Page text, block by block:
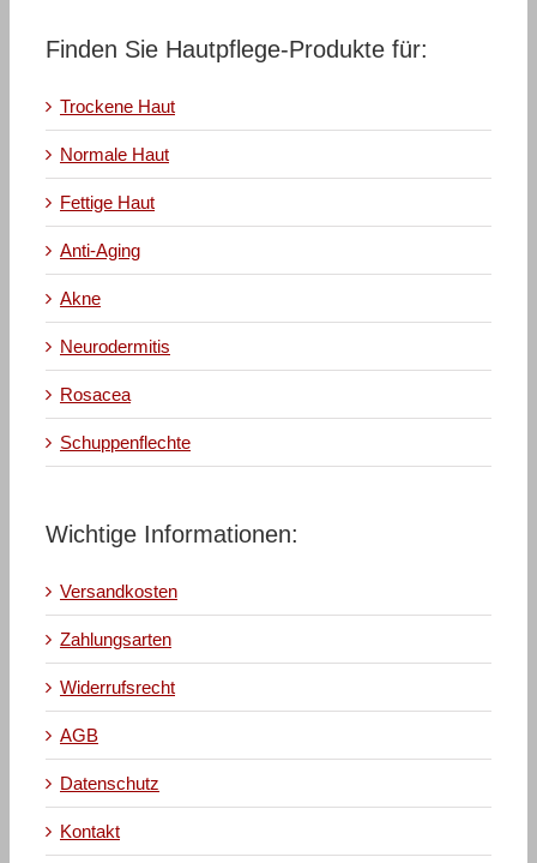
Finden Sie Hautpflege-Produkte für:
Trockene Haut
Normale Haut
Fettige Haut
Anti-Aging
Akne
Neurodermitis
Rosacea
Schuppenflechte
Wichtige Informationen:
Versandkosten
Zahlungsarten
Widerrufsrecht
AGB
Datenschutz
Kontakt